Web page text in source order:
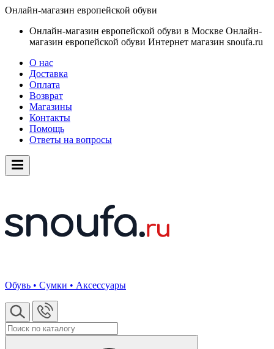
Онлайн-магазин европейской обуви
Онлайн-магазин европейской обуви в Москве Онлайн-
магазин европейской обуви Интернет магазин snoufa.ru
О нас
Доставка
Оплата
Возврат
Магазины
Контакты
Помощь
Ответы на вопросы
Обувь • Сумки • Аксессуары